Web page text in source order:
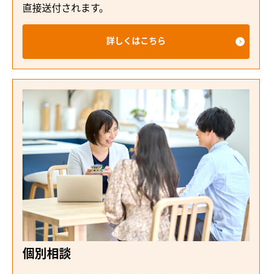
直接送付されます。
詳しくはこちら
個別相談